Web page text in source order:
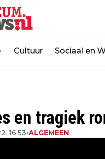
Cultuur Sociaal en
en tragiek
16:53•ALGEMEEN